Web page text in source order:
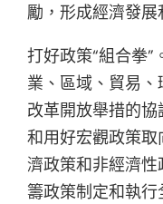
勵，形成經濟發展
打好政策“組合拳
業、區域、貿易
改革開放舉措的
和用好宏觀政策
濟政策和非經濟
籌政策制定和執